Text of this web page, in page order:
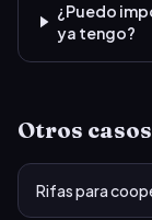
¿Puedo
ya tengo?
Otros
Rifas para